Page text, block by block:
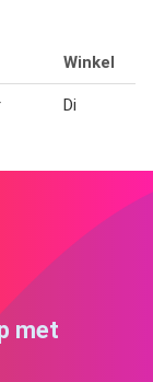
Winkel
Di
met